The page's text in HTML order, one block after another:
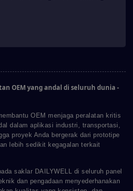
OEM yang andal di seluruh dunia -
OEM menjaga peralatan kritis
dalam aplikasi industri, transportasi,
proyek Anda bergerak dari prototipe
lebih sedikit kegagalan terkait
saklar DAILYWELL di seluruh panel
dan pengadaan menyederhanakan